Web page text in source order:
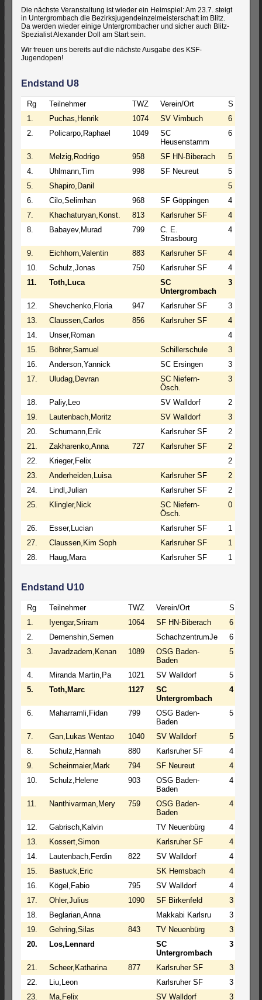
Die nächste Veranstaltung ist wieder ein Heimspiel: Am 23.7. steigt
in Untergrombach die Bezirksjugendeinzelmeisterschaft im Blitz.
Da werden wieder einige Untergrombacher und sicher auch Blitz-
Spezialist Alexander Doll am Start sein.
Wir freuen uns bereits auf die nächste Ausgabe des KSF-
Jugendopen!
Endstand U8
Rg Teilnehmer TWZ Verein/Ort S
1.
Puchas,Henrik 1074 SV Vimbuch 6
2.
Policarpo,Raphael 1049
SC
Heusenstamm
6
3. Melzig,Rodrigo 958 SF HN-Biberach 5
4.
Uhlmann,Tim 998 SF Neureut 5
5.
Shapiro,Danil 5
6.
Cilo,Selimhan 968 SF Göppingen 4
7.
Khachaturyan,Konst. 813 Karlsruher SF 4
8.
Babayev,Murad 799
C. E.
Strasbourg
4
9. Eichhorn,Valentin 883 Karlsruher SF 4
10.
Schulz,Jonas 750 Karlsruher SF 4
11.
Toth,Luca
SC
Untergrombach
3
12. Shevchenko,Floria 947 Karlsruher SF 3
13.
Claussen,Carlos 856 Karlsruher SF 4
14.
Unser,Roman 4
15.
Böhrer,Samuel Schillerschule 3
16.
Anderson,Yannick SC Ersingen 3
17.
Uludag,Devran
SC Niefern-
Ösch.
3
18. Paliy,Leo SV Walldorf 2
19.
Lautenbach,Moritz SV Walldorf 3
20.
Schumann,Erik Karlsruher SF 2
21.
Zakharenko,Anna 727 Karlsruher SF 2
22.
Krieger,Felix 2
23.
Anderheiden,Luisa Karlsruher SF 2
24.
Lindl,Julian Karlsruher SF 2
25.
Klingler,Nick
SC Niefern-
Ösch.
0
26. Esser,Lucian Karlsruher SF 1
27.
Claussen,Kim Soph Karlsruher SF 1
28.
Haug,Mara Karlsruher SF 1
Endstand U10
Rg Teilnehmer TWZ Verein/Ort S
1.
Iyengar,Sriram 1064 SF HN-Biberach 6
2.
Demenshin,Semen SchachzentrumJe 6
3.
Javadzadem,Kenan 1089
OSG Baden-
Baden
5
4. Miranda Martin,Pa 1021 SV Walldorf 5
5.
Toth,Marc 1127
SC
Untergrombach
4
6. Maharramli,Fidan 799
OSG Baden-
Baden
5
7. Gan,Lukas Wentao 1040 SV Walldorf 5
8.
Schulz,Hannah 880 Karlsruher SF 4
9.
Scheinmaier,Mark 794 SF Neureut 4
10.
Schulz,Helene 903
OSG Baden-
Baden
4
11. Nanthivarman,Mery 759
OSG Baden-
Baden
4
12. Gabrisch,Kalvin TV Neuenbürg 4
13.
Kossert,Simon Karlsruher SF 4
14.
Lautenbach,Ferdin 822 SV Walldorf 4
15.
Bastuck,Eric SK Hemsbach 4
16.
Kögel,Fabio 795 SV Walldorf 4
17.
Ohler,Julius 1090 SF Birkenfeld 3
18.
Beglarian,Anna Makkabi Karlsru 3
19.
Gehring,Silas 843 TV Neuenbürg 3
20.
Los,Lennard
SC
Untergrombach
3
21. Scheer,Katharina 877 Karlsruher SF 3
22.
Liu,Leon Karlsruher SF 3
23.
Ma,Felix SV Walldorf 3